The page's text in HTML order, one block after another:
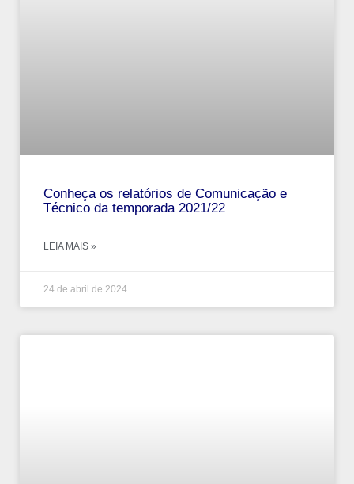
Conheça os relatórios de Comunicação e
Técnico da temporada 2021/22
LEIA MAIS »
24 de abril de 2024